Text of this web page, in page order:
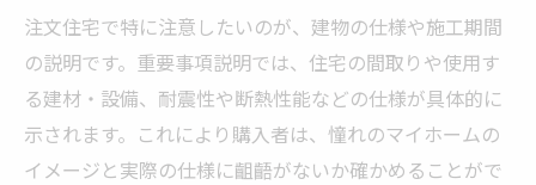
注文住宅で特に注意したいのが、建物の仕様や施工期間
の説明です。重要事項説明では、住宅の間取りや使用す
る建材・設備、耐震性や断熱性能などの仕様が具体的に
示されます。これにより購入者は、憧れのマイホームの
イメージと実際の仕様に齟齬がないか確かめることがで